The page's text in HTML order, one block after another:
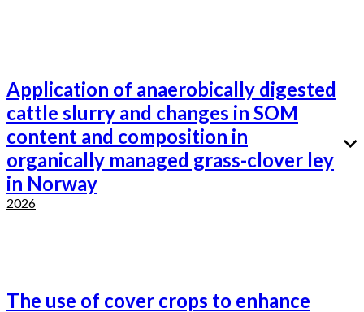
Application of anaerobically digested
cattle slurry and changes in SOM
content and composition in
organically managed grass-clover ley
in Norway
2026
The use of cover crops to enhance